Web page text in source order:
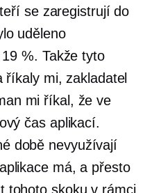
se zaregistrují do
uděleno
%. Takže tyto
říkaly mi, zakladatel
mi říkal, že ve
čas aplikací.
době nevyužívají
má, a přesto
tohoto skoku v rámci